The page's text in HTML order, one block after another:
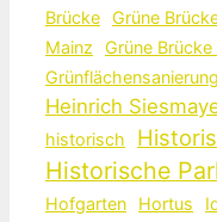
Brücke Grüne
Mainz
Grüne Brücke
Heinrich
historisch
Historische
Hofgarten
Hortus